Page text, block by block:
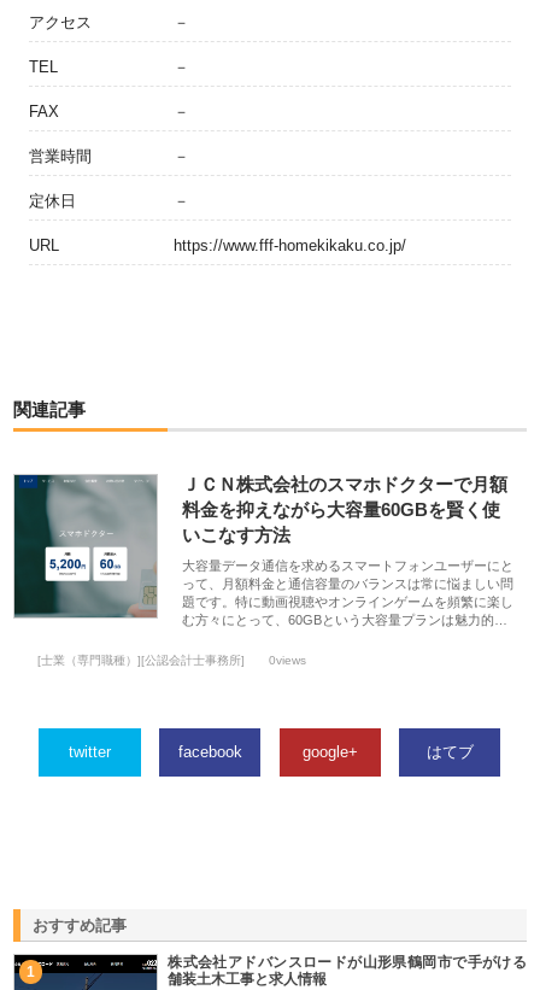
アクセス －
TEL －
FAX －
営業時間 －
定休日 －
URL https://www.fff-homekikaku.co.jp/
関連記事
ＪＣＮ株式会社のスマホドクターで月額
料金を抑えながら大容量60GBを賢く使
いこなす方法
大容量データ通信を求めるスマートフォンユーザーにと
って、月額料金と通信容量のバランスは常に悩ましい問
題です。特に動画視聴やオンラインゲームを頻繁に楽し
む方々にとって、60GBという大容量プランは魅力的…
[士業（専門職種）][公認会計士事務所] 0views
twitter facebook google+ はてブ
おすすめ記事
1
株式会社アドバンスロードが山形県鶴岡市で手がける
舗装土木工事と求人情報